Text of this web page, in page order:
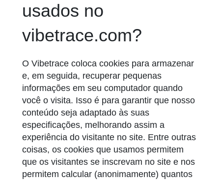
usados no
vibetrace.com?
O Vibetrace coloca cookies para armazenar
e, em seguida, recuperar pequenas
informações em seu computador quando
você o visita. Isso é para garantir que nosso
conteúdo seja adaptado às suas
especificações, melhorando assim a
experiência do visitante no site. Entre outras
coisas, os cookies que usamos permitem
que os visitantes se inscrevam no site e nos
permitem calcular (anonimamente) quantos